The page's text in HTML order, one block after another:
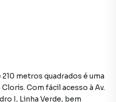
metros quadrados é uma
Com fácil acesso à Av.
I, Linha Verde, bem